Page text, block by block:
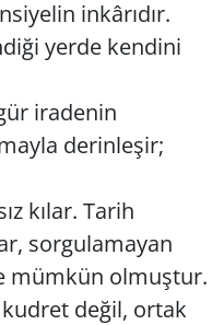
inkârıdır.
yerde kendini
iradenin
derinleşir;
kılar. Tarih
sorgulamayan
mümkün olmuştur.
kudret değil, ortak